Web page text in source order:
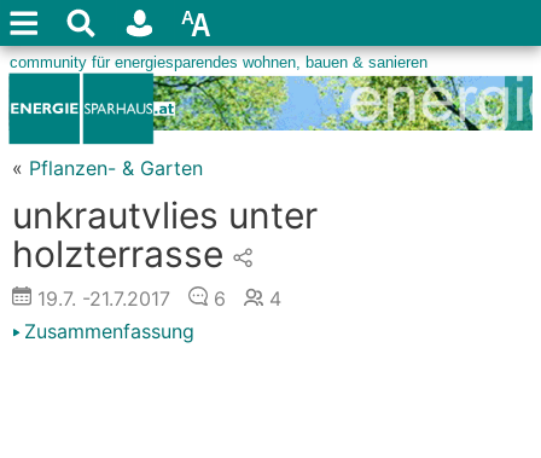
« Pflanzen- & Garten
unkrautvlies unter
holzterrasse
19.7. -21.7.2017 6
4
Zusammenfassung